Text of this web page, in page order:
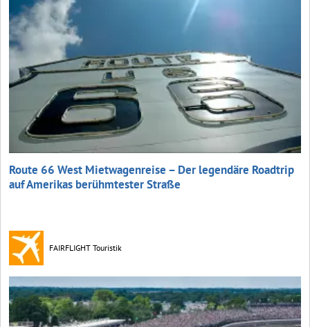
Route 66 West Mietwagenreise – Der legendäre Roadtrip
auf Amerikas berühmtester Straße
FAIRFLIGHT Touristik